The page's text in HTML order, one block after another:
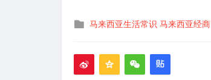
发
马来西亚生活常识 马来西亚经商